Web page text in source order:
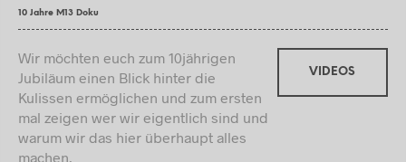
10 Jahre M13 Doku
Wir möchten euch zum 10jährigen
Jubiläum einen Blick hinter die
Kulissen ermöglichen und zum ersten
mal zeigen wer wir eigentlich sind und
warum wir das hier überhaupt alles
machen.
VIDEOS